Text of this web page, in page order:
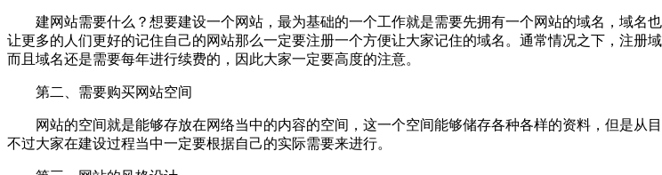
建网站需要什么？想要建设一个网站，最为基础的一个工作就是需要先拥有一个网站的域名，域名
让更多的人们更好的记住自己的网站那么一定要注册一个方便让大家记住的域名。通常情况之下，注册
而且域名还是需要每年进行续费的，因此大家一定要高度的注意。
第二、需要购买网站空间
网站的空间就是能够存放在网络当中的内容的空间，这一个空间能够储存各种各样的资料，但是从
不过大家在建设过程当中一定要根据自己的实际需要来进行。